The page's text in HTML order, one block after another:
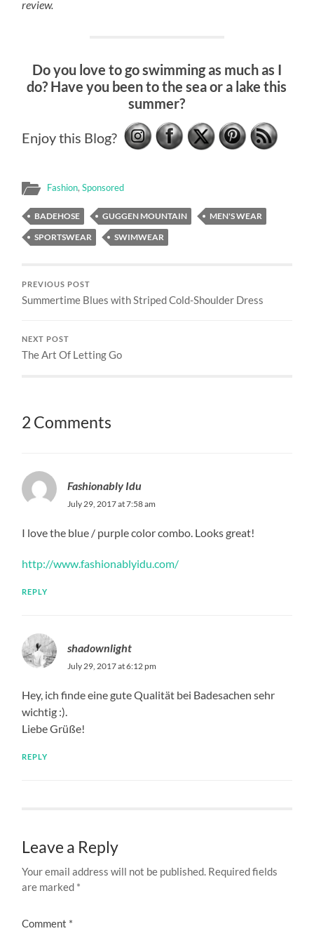
review.
Do you love to go swimming as much as I
do? Have you been to the sea or a lake this
summer?
Enjoy this Blog?
Fashion,Sponsored
BADEHOSE GUGGEN MOUNTAIN
MEN'S WEAR
SPORTSWEAR
SWIMWEAR
PREVIOUS POST
Summertime Blues with Striped Cold-Shoulder Dress
NEXT POST
The Art Of Letting Go
2 Comments
Fashionably Idu
July 29, 2017 at 7:58 am
I love the blue / purple color combo. Looks great!
http://www.fashionablyidu.com/
REPLY
shadownlight
July 29, 2017 at 6:12 pm
Hey, ich finde eine gute Qualität bei Badesachen sehr
wichtig :).
Liebe Grüße!
REPLY
Leave a Reply
Your email address will not be published. Required fields
are marked *
Comment *